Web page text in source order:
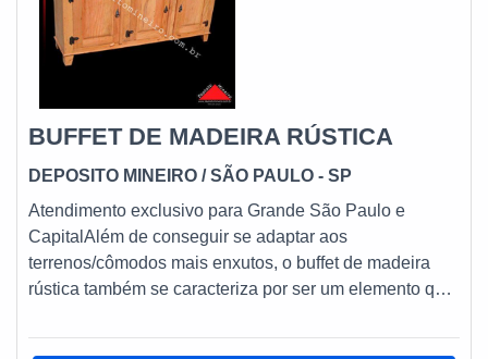
BUFFET DE MADEIRA RÚSTICA
DEPOSITO MINEIRO / SÃO PAULO - SP
Atendimento exclusivo para Grande São Paulo e
CapitalAlém de conseguir se adaptar aos
terrenos/cômodos mais enxutos, o buffet de madeira
rústica também se caracteriza por ser um elemento que
mais extremos e absolutos. O que confere sustentação